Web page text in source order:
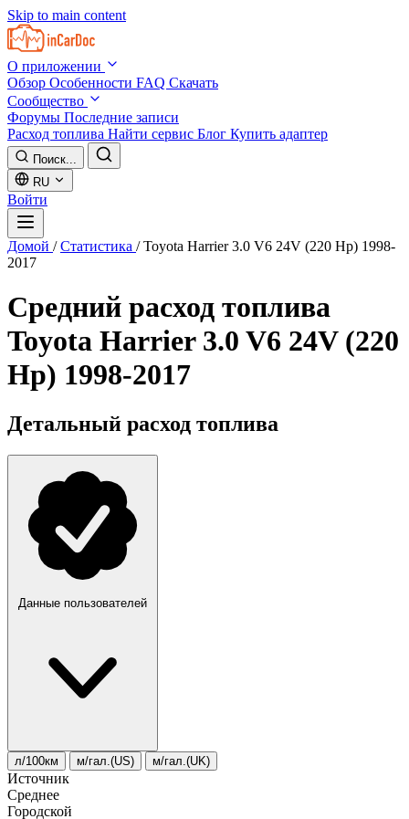
Skip to main content
О приложении
Обзор Особенности FAQ Скачать
Сообщество
Форумы Последние записи
Расход топлива Найти сервис Блог Купить адаптер
Поиск...
RU
Войти
Домой / Статистика / Toyota Harrier 3.0 V6 24V (220 Hp) 1998-
2017
Средний расход топлива
Toyota Harrier 3.0 V6 24V (220
Hp) 1998-2017
Детальный расход топлива
Данные пользователей
л/100км м/гал.(US) м/гал.(UK)
Источник
Среднее
Городской